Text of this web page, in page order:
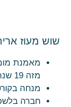
שוש מעוז
מאמנת
מזה 19 שנה.
מנחה